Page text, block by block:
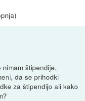
štipendije,
da se prihodki
za štipendijo ali kako